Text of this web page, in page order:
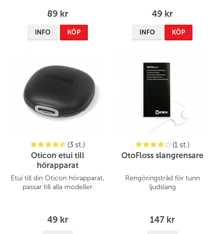
89 kr
INFO KÖP
49 kr
INFO KÖP
(3 st.)
Oticon etui till
hörapparat
Etui till din Oticon hörapparat,
passar till alla modeller
49 kr
(1 st.)
OtoFloss slangrensare
Rengöringstråd för tunn
ljudslang
147 kr